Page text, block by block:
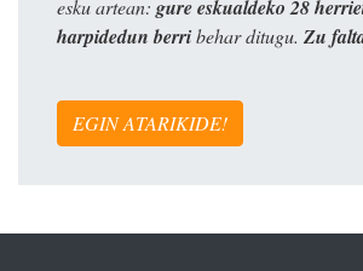
esku artean: gure eskualdeko 28
harpidedun berribehar ditugu. Zu
EGIN ATARIKIDE!